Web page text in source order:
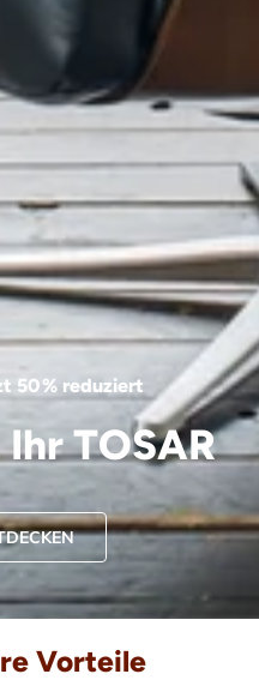
50 % reduziert
TOSAR
Vorteile